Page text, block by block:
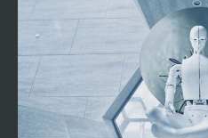
KRACHTEN